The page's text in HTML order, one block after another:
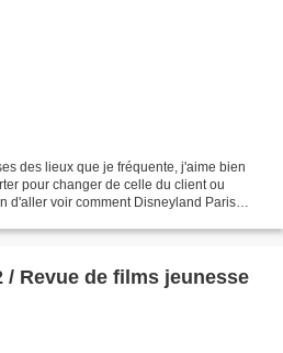
des lieux que je fréquente, j'aime bien
pour changer de celle du client ou
d'aller voir comment Disneyland Paris
/ Revue de films jeunesse